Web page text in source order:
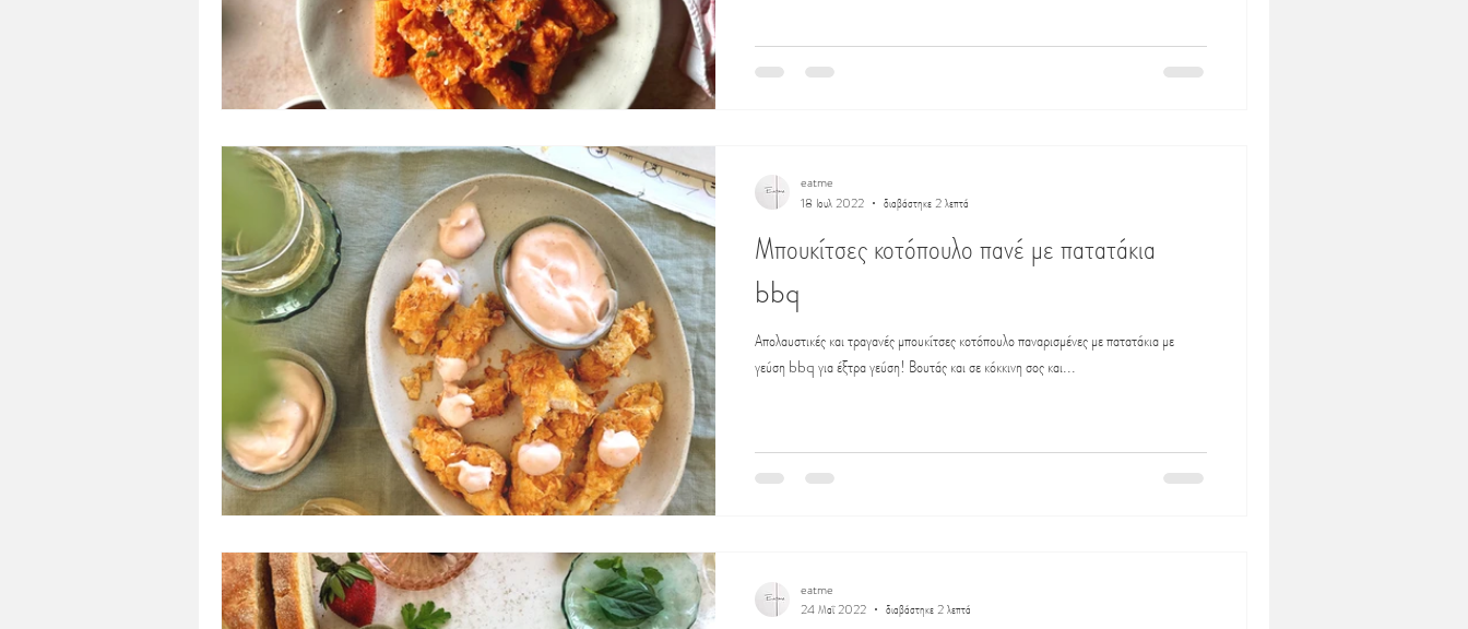
ΤΑΠΕΡΑΚΙ ΤΟΥ ΓΡΑΦΕΙΟΥ/ΣΧΟΛΕΙΟΥ
Μπουκίτσες κοτόπουλο πανέ με πατατάκια
bbq
Απολαυστικές και τραγανές μπουκίτσες κοτόπουλο παναρισμένες με πατατάκια με
γεύση bbq για έξτρα γεύση! Βουτάς και σε κόκκινη σος και...
eatme
18 Ιουλ 2022
διαβάστηκε 2 λεπτά
eatme
24 Μαΐ 2022
διαβάστηκε 2 λεπτά